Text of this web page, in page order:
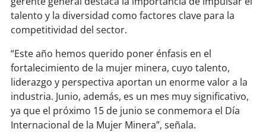
talento y la diversidad como factores clave para la
competitividad del sector.
“Este año hemos querido poner énfasis en el
fortalecimiento de la mujer minera, cuyo talento,
liderazgo y perspectiva aportan un enorme valor a la
industria. Junio, además, es un mes muy significativo,
ya que el próximo 15 de junio se conmemora el Día
Internacional de la Mujer Minera”, señala.